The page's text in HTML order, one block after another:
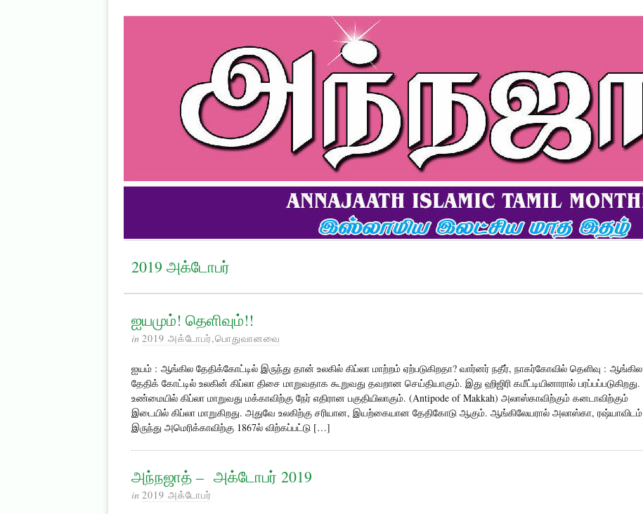
2019 அக்டோபர்
ஐயமும்! தெளிவும்!!
in 2019 அக்டோபர்,பொதுவானவை
ஐயம் : ஆங்கில தேதிக்கோட்டில் இருந்து தான் உலகில் கிப்லா மாற்றம் ஏற்படுகிறதா? வார்னர் நதீர், நாகர்கோவில் தெளிவு : ஆங்கில
தேதிக் கோட்டில் உலகின் கிப்லா திசை மாறுவதாக கூறுவது தவறான செய்தியாகும். இது ஹிஜிரி கமீட்டியினாரால் பரப்பப்படுகிறது.
உண்மையில் கிப்லா மாறுவது மக்காவிற்கு நேர் எதிரான பகுதியிலாகும். (Antipode of Makkah) அலாஸ்காவிற்கும் கனடாவிற்கும்
இடையில் கிப்லா மாறுகிறது. அதுவே உலகிற்கு சரியான, இயற்கையான தேதிகோடு ஆகும். ஆங்கிலேயரால் அலாஸ்கா, ரஷ்யாவிடம்
இருந்து அமெரிக்காவிற்கு 1867ல் விற்கப்பட்டு […]
அந்நஜாத் – அக்டோபர் 2019
in 2019 அக்டோபர்